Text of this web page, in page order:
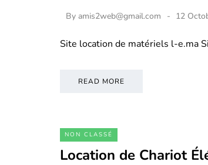
By amis2web@gmail.com 12
Site location de matériels l-e.ma
READ MORE
NON CLASSÉ
Location de Chariot